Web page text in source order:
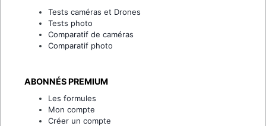
Tests caméras et Drones
Tests photo
Comparatif de caméras
Comparatif photo
ABONNÉS PREMIUM
Les formules
Mon compte
Créer un compte